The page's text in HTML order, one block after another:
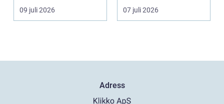
fastighetsägare vill
kombine...
09 juli 2026
hitta ett smar...
07 juli 2026
Adress